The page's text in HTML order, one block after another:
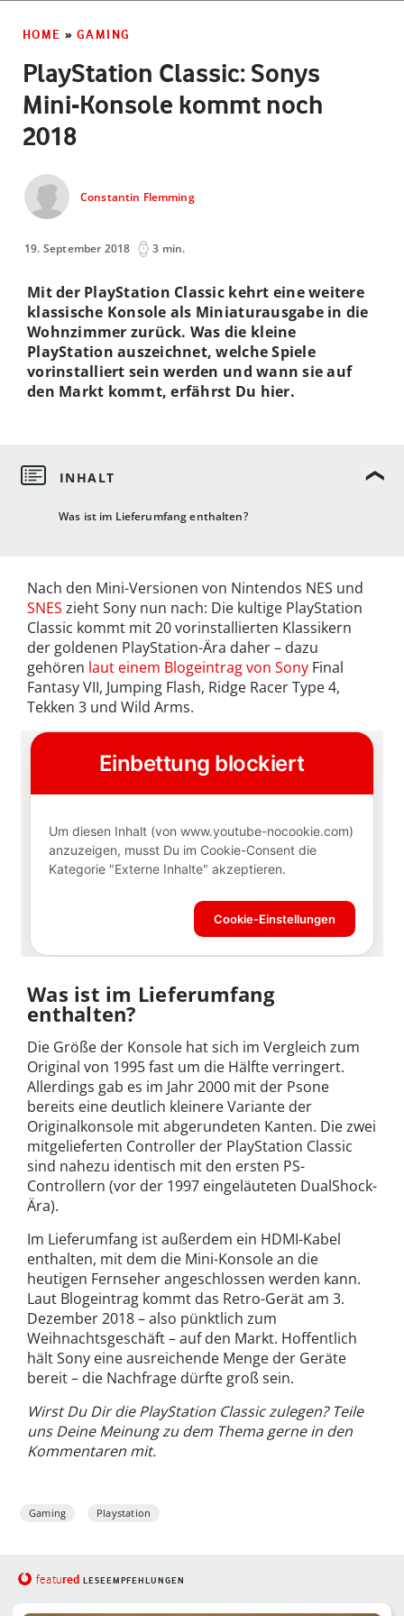
HOME » GAMING
PlayStation Classic: Sonys
Mini-Konsole kommt noch
2018
Constantin Flemming
19. September 2018 3 min.
Was ist im Lieferumfang enthalten?
Mit der PlayStation Classic kehrt eine weitere
klassische Konsole als Miniaturausgabe in die
Wohnzimmer zurück. Was die kleine
PlayStation auszeichnet, welche Spiele
vorinstalliert sein werden und wann sie auf
den Markt kommt, erfährst Du hier.
Nach den Mini-Versionen von Nintendos NES und
SNES zieht Sony nun nach: Die kultige PlayStation
Classic kommt mit 20 vorinstallierten Klassikern
der goldenen PlayStation-Ära daher – dazu
gehören laut einem Blogeintrag von Sony Final
Fantasy VII, Jumping Flash, Ridge Racer Type 4,
Tekken 3 und Wild Arms.
Was ist im Lieferumfang
enthalten?
Die Größe der Konsole hat sich im Vergleich zum
Original von 1995 fast um die Hälfte verringert.
Allerdings gab es im Jahr 2000 mit der Psone
bereits eine deutlich kleinere Variante der
Originalkonsole mit abgerundeten Kanten. Die zwei
mitgelieferten Controller der PlayStation Classic
sind nahezu identisch mit den ersten PS-
Controllern (vor der 1997 eingeläuteten DualShock-
Ära).
Im Lieferumfang ist außerdem ein HDMI-Kabel
enthalten, mit dem die Mini-Konsole an die
heutigen Fernseher angeschlossen werden kann.
Laut Blogeintrag kommt das Retro-Gerät am 3.
Dezember 2018 – also pünktlich zum
Weihnachtsgeschäft – auf den Markt. Hoffentlich
hält Sony eine ausreichende Menge der Geräte
bereit – die Nachfrage dürfte groß sein.
Wirst Du Dir die PlayStation Classic zulegen? Teile
uns Deine Meinung zu dem Thema gerne in den
Kommentaren mit.
Gaming Playstation
featured LESEEMPFEHLUNGEN